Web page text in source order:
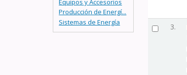
Equipos y Accesorios
Producción de Energí...
Sistemas de Energía
3.